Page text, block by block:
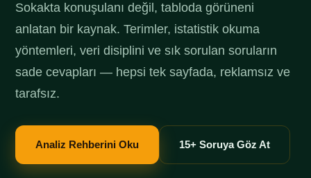
Sokakta konuşulanı değil, tabloda görüneni
anlatan bir kaynak. Terimler, istatistik okuma
yöntemleri, veri disiplini ve sık sorulan soruların
sade cevapları — hepsi tek sayfada, reklamsız ve
tarafsız.
Analiz Rehberini Oku 15+ Soruya Göz At